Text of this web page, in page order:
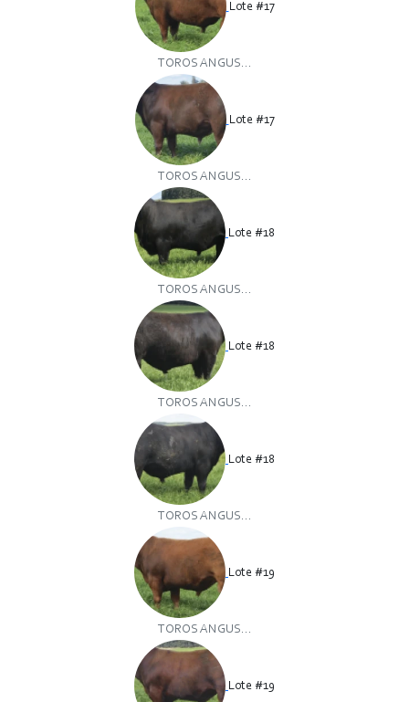
Lote #17
TOROS ANGUS...
Lote #17
TOROS ANGUS...
Lote #18
TOROS ANGUS...
Lote #18
TOROS ANGUS...
Lote #18
TOROS ANGUS...
Lote #19
TOROS ANGUS...
Lote #19